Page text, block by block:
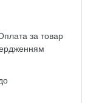
за товар